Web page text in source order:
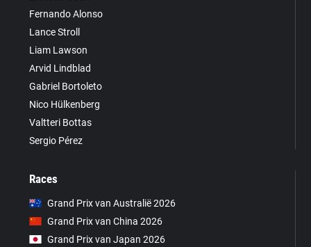
Fernando Alonso
Lance Stroll
Liam Lawson
Arvid Lindblad
Gabriel Bortoleto
Nico Hülkenberg
Valtteri Bottas
Sergio Pérez
Races
Grand Prix van Australië 2026
Grand Prix van China 2026
Grand Prix van Japan 2026